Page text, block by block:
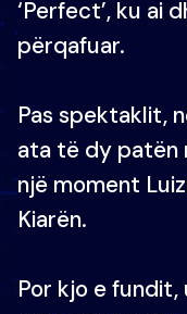
‘Perfect’, ku ai
përqafuar.
Pas spektaklit,
ata të dy patën
një moment
Kiarën.
Por kjo e fundit,